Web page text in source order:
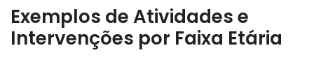
Exemplos de Atividades e
Intervenções por Faixa Etária